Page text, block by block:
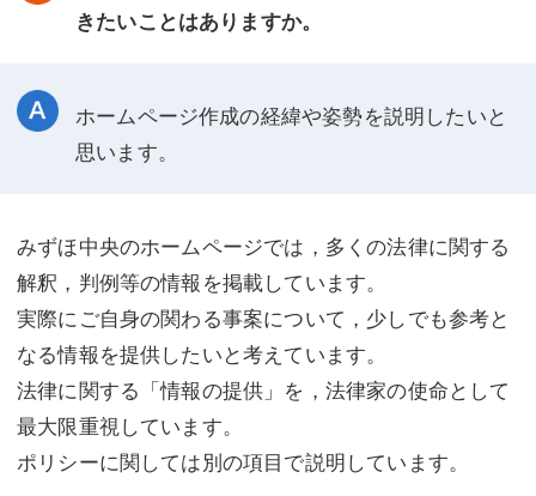
相続・遺言
企業法務
交通事故
不動産登記
商業登記
調査・書面作成
離婚（夫婦間トラブル）
労働問題（解雇，残業等）
不動産登記
商業登記
調査・書面作成
債務整理
マスコミ取材・実績
きたいことはありますか。
ホームページ作成の経緯や姿勢を説明したいと
思います。
みずほ中央のホームページでは，多くの法律に関する
解釈，判例等の情報を掲載しています。
実際にご自身の関わる事案について，少しでも参考と
なる情報を提供したいと考えています。
法律に関する「情報の提供」を，法律家の使命として
最大限重視しています。
ポリシーに関しては別の項目で説明しています。